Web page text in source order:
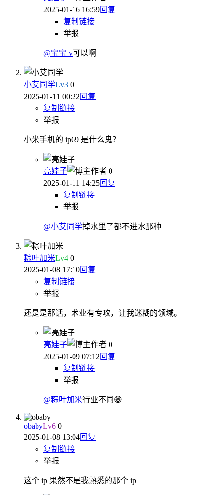
2025-01-16 16:59回复
复制链接
举报
@宝宝 v可以啊
小艾同学Lv3 0
2025-01-11 00:22回复
复制链接
举报
小米手机的 ip69 是什么鬼？
亮娃子 作者 0
2025-01-11 14:25回复
复制链接
举报
@小艾同学掉水里了都不进水那种
粽叶加米Lv4 0
2025-01-08 17:10回复
复制链接
举报
还是是那话，术业有专攻，让我迷糊的领域。
亮娃子 作者 0
2025-01-09 07:12回复
复制链接
举报
@粽叶加米行业不同😁
obabyLv6 0
2025-01-08 13:04回复
复制链接
举报
这个 ip 果然不是我熟悉的那个 ip